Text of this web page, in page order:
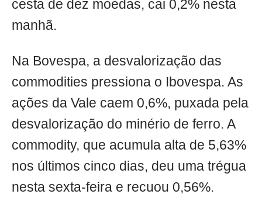
cesta de dez moedas, cai 0,2% nesta
manhã.
Na Bovespa, a desvalorização das
commodities pressiona o Ibovespa. As
ações da Vale caem 0,6%, puxada pela
desvalorização do minério de ferro. A
commodity, que acumula alta de 5,63%
nos últimos cinco dias, deu uma trégua
nesta sexta-feira e recuou 0,56%.